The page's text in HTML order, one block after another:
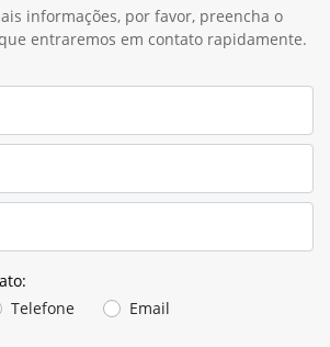
informações, por favor, preencha o
entraremos em contato rapidamente.
Telefone Email